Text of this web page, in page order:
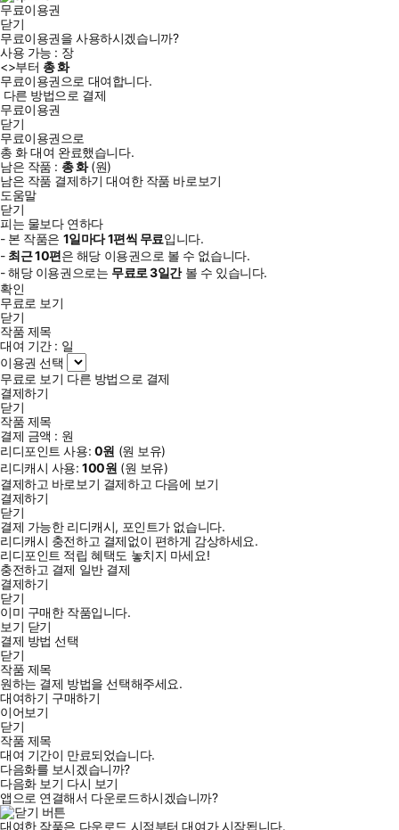
무료이용권
닫기
무료이용권을 사용하시겠습니까?
사용 가능 : 장
<>부터 총화
무료이용권으로 대여합니다.
다른 방법으로 결제
무료이용권
닫기
무료이용권으로
총 화대여 완료했습니다.
남은 작품 : 총화(원)
남은 작품 결제하기 대여한 작품 바로보기
도움말
닫기
피는 물보다 연하다
- 본 작품은 1일마다1편씩 무료입니다.
- 최근10편은 해당 이용권으로 볼 수 없습니다.
- 해당 이용권으로는 무료로3일간볼 수 있습니다.
확인
무료로 보기
닫기
작품 제목
대여 기간 : 일
이용권 선택
무료로 보기 다른 방법으로 결제
결제하기
닫기
작품 제목
결제 금액 : 원
리디포인트 사용: 0원 (원 보유)
리디캐시 사용:100원 (원 보유)
결제하고 바로보기 결제하고 다음에 보기
결제하기
닫기
결제 가능한 리디캐시, 포인트가 없습니다.
리디캐시 충전하고 결제없이 편하게 감상하세요.
리디포인트 적립 혜택도 놓치지 마세요!
충전하고 결제 일반 결제
결제하기
닫기
이미 구매한 작품입니다.
보기 닫기
결제 방법 선택
닫기
작품 제목
원하는 결제 방법을 선택해주세요.
대여하기 구매하기
이어보기
닫기
작품 제목
대여 기간이 만료되었습니다.
다음화를 보시겠습니까?
다음화 보기 다시 보기
앱으로 연결해서 다운로드하시겠습니까?
대여한 작품은 다운로드 시점부터 대여가 시작됩니다.